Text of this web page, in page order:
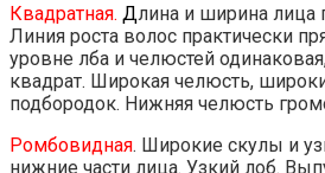
Квадратная. Длина и ширина лица
Линия роста волос практически
уровне лба и челюстей
квадрат. Широкая челюсть,
подбородок. Нижняя челюсть
Ромбовидная. Широкие скулы и
нижние части лица. Узкий лоб.